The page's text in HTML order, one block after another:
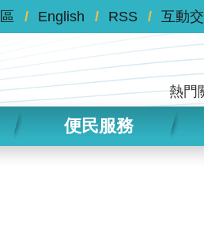
English RSS 互動
熱門
便民服務